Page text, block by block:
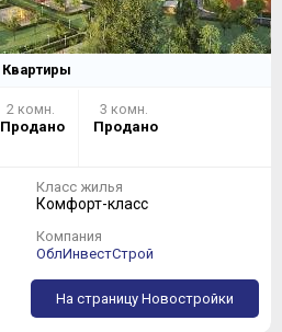
Квартиры
2 комн.
Продано
3 комн.
Продано
Класс жилья
Комфорт-класс
Компания
ОблИнвестСтрой
На страницу Новостройки